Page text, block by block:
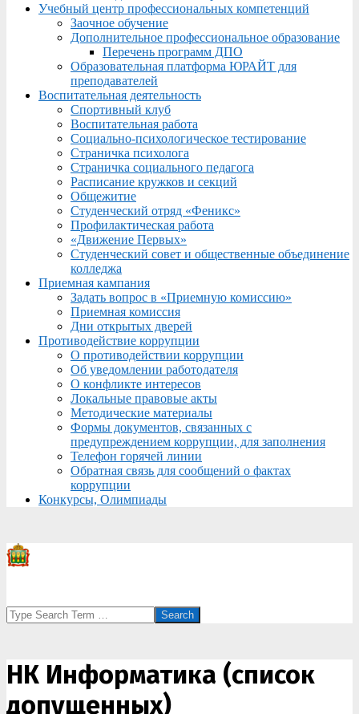
Учебный центр профессиональных компетенций
Заочное обучение
Дополнительное профессиональное образование
Перечень программ ДПО
Образовательная платформа ЮРАЙТ для
преподавателей
Воспитательная деятельность
Спортивный клуб
Воспитательная работа
Социально-психологическое тестирование
Страничка психолога
Страничка социального педагога
Расписание кружков и секций
Общежитие
Студенческий отряд «Феникс»
Профилактическая работа
«Движение Первых»
Студенческий совет и общественные объединение
колледжа
Приемная кампания
Задать вопрос в «Приемную комиссию»
Приемная комиссия
Дни открытых дверей
Противодействие коррупции
О противодействии коррупции
Об уведомлении работодателя
О конфликте интересов
Локальные правовые акты
Методические материалы
Формы документов, связанных с
предупреждением коррупции, для заполнения
Телефон горячей линии
Обратная связь для сообщений о фактах
коррупции
Конкурсы, Олимпиады
Search
НК Информатика (список
допущенных)